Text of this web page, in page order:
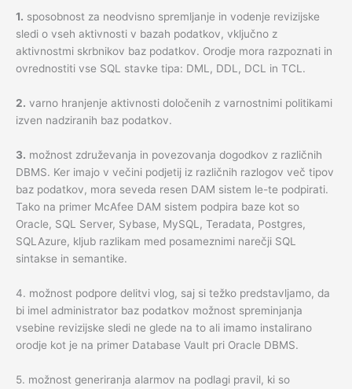
1. sposobnost za neodvisno spremljanje in vodenje revizijske
sledi o vseh aktivnosti v bazah podatkov, vključno z
aktivnostmi skrbnikov baz podatkov. Orodje mora razpoznati in
ovrednostiti vse SQL stavke tipa: DML, DDL, DCL in TCL.
2. varno hranjenje aktivnosti določenih z varnostnimi politikami
izven nadziranih baz podatkov.
3. možnost združevanja in povezovanja dogodkov z različnih
DBMS. Ker imajo v večini podjetij iz različnih razlogov več tipov
baz podatkov, mora seveda resen DAM sistem le-te podpirati.
Tako na primer McAfee DAM sistem podpira baze kot so
Oracle, SQL Server, Sybase, MySQL, Teradata, Postgres,
SQLAzure, kljub razlikam med posameznimi narečji SQL
sintakse in semantike.
4. možnost podpore delitvi vlog, saj si težko predstavljamo, da
bi imel administrator baz podatkov možnost spreminjanja
vsebine revizijske sledi ne glede na to ali imamo instalirano
orodje kot je na primer Database Vault pri Oracle DBMS.
5. možnost generiranja alarmov na podlagi pravil, ki so